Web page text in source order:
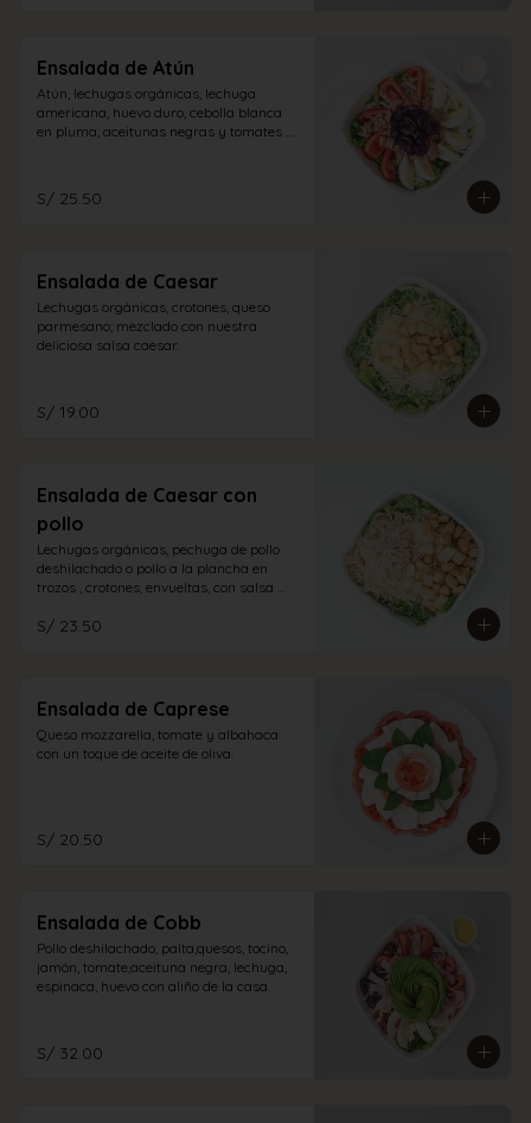
Ensalada de Atún
Atún, lechugas orgánicas, lechuga
americana, huevo duro, cebolla blanca
en pluma, aceitunas negras y tomates
S/ 25.50
Ensalada de Caesar
Lechugas orgánicas, crotones, queso
parmesano; mezclado con nuestra
deliciosa salsa caesar.
S/ 19.00
Ensalada de Caesar con
pollo
Lechugas orgánicas, pechuga de pollo
deshilachado o pollo a la plancha en
trozos , crotones, envueltas, con salsa
parmesano.
S/ 23.50
Ensalada de Caprese
Queso mozzarella, tomate y albahaca
con un toque de aceite de oliva.
S/ 20.50
Ensalada de Cobb
Pollo deshilachado, palta,quesos, tocino,
jamón, tomate,aceituna negra, lechuga,
espinaca, huevo con aliño de la casa.
S/ 32.00